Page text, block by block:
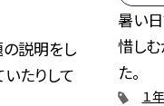
説明をし
いたりして
暑い
惜し
た。
１